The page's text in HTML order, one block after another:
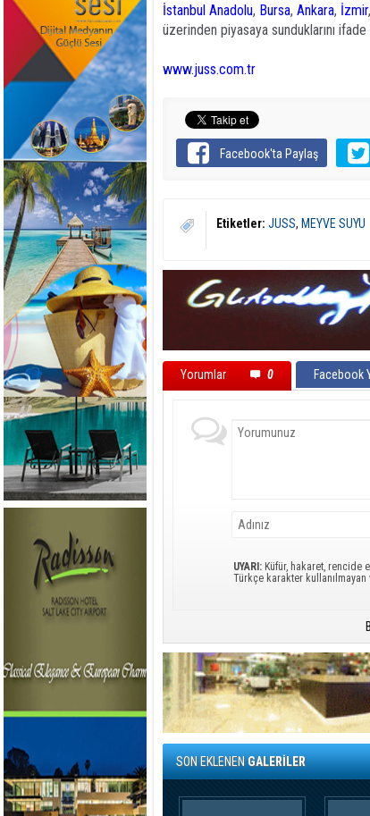
İstanbul Anadolu, Bursa, Ankara, İzmir
üzerinden piyasaya sunduklarını
www.juss.com.tr
Facebook'ta Paylaş
Etiketler: JUSS, MEYVE SUYU
Yorumlar 0 Facebook
UYARI: Küfür, hakaret, rencide
Türkçe karakter kullanılmayan
SON EKLENENGALERİLER